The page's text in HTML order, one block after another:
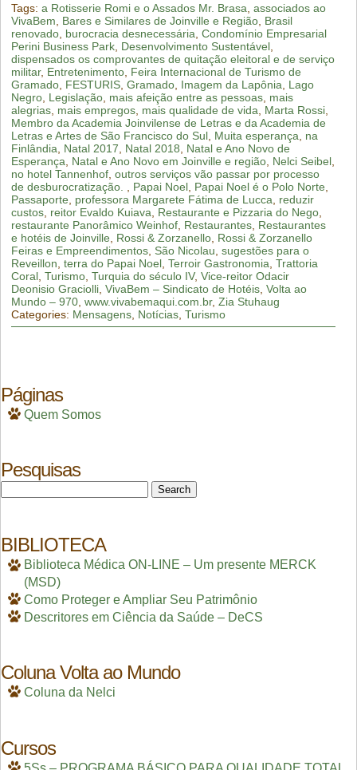
Tags: a Rotisserie Romi e o Assados Mr. Brasa associados ao
VivaBem
Bares e Similares de Joinville e Região, Brasil
renovado, burocracia desnecessária Condomínio Empresarial
Perini Business Park, Desenvolvimento Sustentável,
dispensados os comprovantes de quitação eleitoral e de serviço
militar, Entretenimento, Feira Internacional de Turismo de
Gramado, FESTURIS, Gramado, Imagem da Lapônia
Lago
Negro, Legislação, mais afeição entre as pessoas, mais
alegrias, mais empregos, mais qualidade de vida Marta Rossi,
Membro da Academia Joinvilense de Letras e da Academia de
Letras e Artes de São Francisco do Sul, Muita esperança
na
Finlândia
Natal 2017 Natal 2018
Natal e Ano Novo de
Esperança
Natal e Ano Novo em Joinville e região, Nelci Seibel,
no hotel Tannenhof, outros serviços vão passar por processo
de desburocratização. ​​​
Papai Noel, Papai Noel é o Polo Norte
Passaporte
professora Margarete Fátima de Lucca
reduzir
custos, reitor Evaldo Kuiava Restaurante e Pizzaria do Nego,
restaurante Panorâmico Weinhof, Restaurantes, Restaurantes
e hotéis de Joinville
Rossi & Zorzanello, Rossi & Zorzanello
Feiras e Empreendimentos, São Nicolau sugestões para o
Reveillon terra do Papai Noel, Terroir Gastronomia Trattoria
Coral, Turismo, Turquia do século IV, Vice-reitor Odacir
Deonisio Graciolli, VivaBem – Sindicato de Hotéis, Volta ao
Mundo – 970, www.vivabemaqui.com.br, Zia Stuhaug
Categories: Mensagens, Notícias, Turismo
Páginas
Quem Somos
Pesquisas
for:
BIBLIOTECA
Biblioteca Médica ON-LINE – Um presente MERCK
(MSD)
Como Proteger e Ampliar Seu Patrimônio
Descritores em Ciência da Saúde – DeCS
Coluna Volta ao Mundo
Coluna da Nelci
Cursos